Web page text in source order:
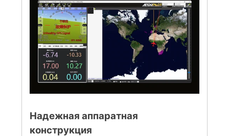
Надежная аппаратная
конструкция